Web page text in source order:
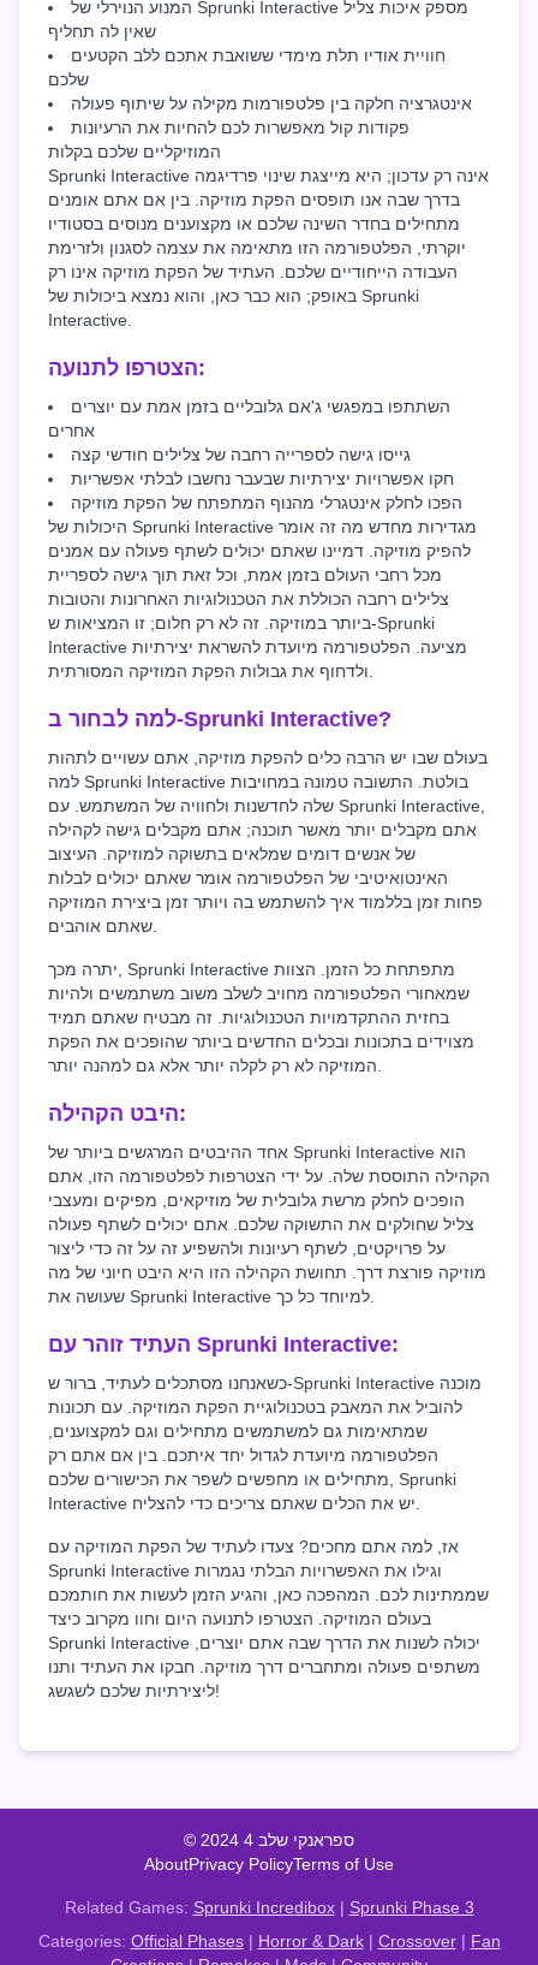
המנוע הנוירלי של Sprunki Interactive מספק איכות צליל
שאין לה תחליף
חוויית אודיו תלת מימדי ששואבת אתכם ללב הקטעים
שלכם
אינטגרציה חלקה בין פלטפורמות מקילה על שיתוף פעולה
פקודות קול מאפשרות לכם להחיות את הרעיונות
המוזיקליים שלכם בקלות
Sprunki Interactive אינה רק עדכון; היא מייצגת שינוי פרדיגמה
בדרך שבה אנו תופסים הפקת מוזיקה. בין אם אתם אומנים
מתחילים בחדר השינה שלכם או מקצוענים מנוסים בסטודיו
יוקרתי, הפלטפורמה הזו מתאימה את עצמה לסגנון ולזרימת
העבודה הייחודיים שלכם. העתיד של הפקת מוזיקה אינו רק
באופק; הוא כבר כאן, והוא נמצא ביכולות של Sprunki
Interactive.
הצטרפו לתנועה:
השתתפו במפגשי ג'אם גלובליים בזמן אמת עם יוצרים
אחרים
גייסו גישה לספרייה רחבה של צלילים חודשי קצה
חקו אפשרויות יצירתיות שבעבר נחשבו לבלתי אפשריות
הפכו לחלק אינטגרלי מהנוף המתפתח של הפקת מוזיקה
היכולות של Sprunki Interactive מגדירות מחדש מה זה אומר
להפיק מוזיקה. דמיינו שאתם יכולים לשתף פעולה עם אמנים
מכל רחבי העולם בזמן אמת, וכל זאת תוך גישה לספריית
צלילים רחבה הכוללת את הטכנולוגיות האחרונות והטובות
ביותר במוזיקה. זה לא רק חלום; זו המציאות ש-Sprunki
Interactive מציעה. הפלטפורמה מיועדת להשראת יצירתיות
למה לבחור ב-Sprunki Interactive?
בעולם שבו יש הרבה כלים להפקת מוזיקה, אתם עשויים לתהות
למה Sprunki Interactive בולטת. התשובה טמונה במחויבות
שלה לחדשנות ולחוויה של המשתמש. עם Sprunki Interactive,
אתם מקבלים יותר מאשר תוכנה; אתם מקבלים גישה לקהילה
של אנשים דומים שמלאים בתשוקה למוזיקה. העיצוב
האינטואיטיבי של הפלטפורמה אומר שאתם יכולים לבלות
פחות זמן בללמוד איך להשתמש בה ויותר זמן ביצירת המוזיקה
יתרה מכך, Sprunki Interactive מתפתחת כל הזמן. הצוות
שמאחורי הפלטפורמה מחויב לשלב משוב משתמשים ולהיות
בחזית ההתקדמויות הטכנולוגיות. זה מבטיח שאתם תמיד
מצוידים בתכונות ובכלים החדשים ביותר שהופכים את הפקת
היבט הקהילה:
אחד ההיבטים המרגשים ביותר של Sprunki Interactive הוא
הקהילה התוססת שלה. על ידי הצטרפות לפלטפורמה הזו, אתם
הופכים לחלק מרשת גלובלית של מוזיקאים, מפיקים ומעצבי
צליל שחולקים את התשוקה שלכם. אתם יכולים לשתף פעולה
על פרויקטים, לשתף רעיונות ולהשפיע זה על זה כדי ליצור
מוזיקה פורצת דרך. תחושת הקהילה הזו היא היבט חיוני של מה
העתיד זוהר עם Sprunki Interactive:
כשאנחנו מסתכלים לעתיד, ברור ש-Sprunki Interactive מוכנה
להוביל את המאבק בטכנולוגיית הפקת המוזיקה. עם תכונות
שמתאימות גם למשתמשים מתחילים וגם למקצוענים,
הפלטפורמה מיועדת לגדול יחד איתכם. בין אם אתם רק
מתחילים או מחפשים לשפר את הכישורים שלכם, Sprunki
אז, למה אתם מחכים? צעדו לעתיד של הפקת המוזיקה עם
Sprunki Interactive וגילו את האפשרויות הבלתי נגמרות
שממתינות לכם. המהפכה כאן, והגיע הזמן לעשות את חותמכם
בעולם המוזיקה. הצטרפו לתנועה היום וחוו מקרוב כיצד
Sprunki Interactive יכולה לשנות את הדרך שבה אתם יוצרים,
משתפים פעולה ומתחברים דרך מוזיקה. חבקו את העתיד ותנו
ליצירתיות שלכם לשגשג!
© 2024 ספראנקי שלב 4
AboutPrivacy PolicyTerms of Use
Related Games: Sprunki Incredibox| Sprunki Phase 3
Categories: Official Phases| Horror & Dark| Crossover| Fan